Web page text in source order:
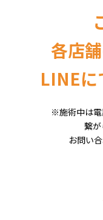
各店
LINEに
※施術中は電
繋
お問い